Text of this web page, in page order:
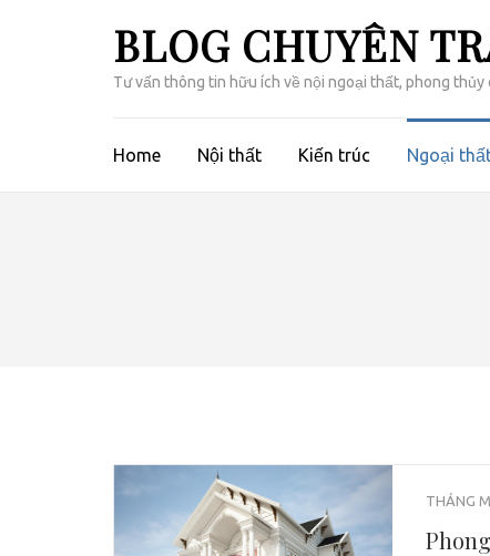
BLOG CHUYÊN
Tư vấn thông tin hữu ích về nội ngoại thất, phong thủy
Home Nội thất Kiến trúc Ngoại
THÁNG